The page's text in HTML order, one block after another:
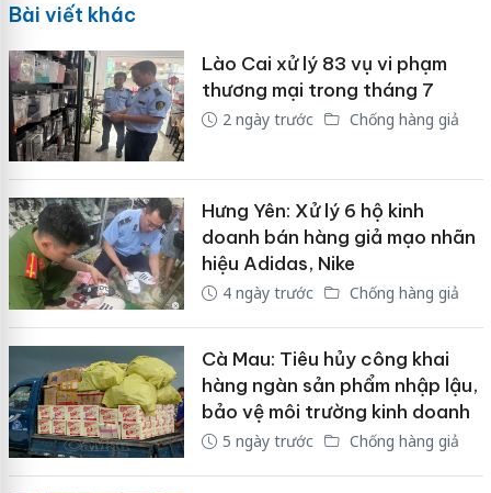
Bài viết khác
Lào Cai xử lý 83 vụ vi phạm
thương mại trong tháng 7
2 ngày trước Chống hàng giả
Hưng Yên: Xử lý 6 hộ kinh
doanh bán hàng giả mạo nhãn
hiệu Adidas, Nike
4 ngày trước Chống hàng giả
Cà Mau: Tiêu hủy công khai
hàng ngàn sản phẩm nhập lậu,
bảo vệ môi trường kinh doanh
5 ngày trước Chống hàng giả